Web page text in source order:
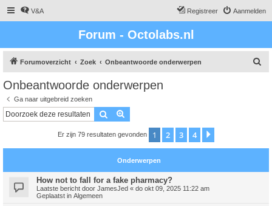
V&A Aanmelden
Registreer
Forum - Octolabs.nl
Forumoverzicht Zoek Onbeantwoorde onderwerpen
Onbeantwoorde onderwerpen
Ga naar uitgebreid zoeken
Zoek
Er zijn 79 resultaten gevonden 1 2 3 4
Onderwerpen
How not to fall for a fake pharmacy?
Laatste bericht door JamesJed « do okt 09, 2025 11:22 am
Geplaatst in Algemeen